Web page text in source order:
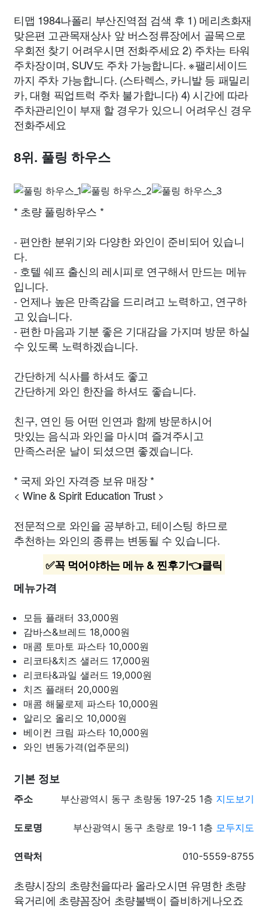
티맵 1984나폴리 부산진역점 검색 후 1) 메리츠화재
맞은편 고관목재상사 앞 버스정류장에서 골목으로
우회전 찾기 어려우시면 전화주세요 2) 주차는 타워
주차장이며, SUV도 주차 가능합니다. ※팰리세이드
까지 주차 가능합니다. (스타렉스, 카니발 등 패밀리
카, 대형 픽업트럭 주차 불가합니다) 4) 시간에 따라
주차관리인이 부재 할 경우가 있으니 어려우신 경우
전화주세요
8위. 풀링 하우스
* 초량 풀링하우스 *
- 편안한 분위기와 다양한 와인이 준비되어 있습니
다.
- 호텔 쉐프 출신의 레시피로 연구해서 만드는 메뉴
입니다.
- 언제나 높은 만족감을 드리려고 노력하고, 연구하
고 있습니다.
- 편한 마음과 기분 좋은 기대감을 가지며 방문 하실
수 있도록 노력하겠습니다.
간단하게 식사를 하셔도 좋고
간단하게 와인 한잔을 하셔도 좋습니다.
친구, 연인 등 어떤 인연과 함께 방문하시어
맛있는 음식과 와인을 마시며 즐겨주시고
만족스러운 날이 되셨으면 좋겠습니다.
* 국제 와인 자격증 보유 매장 *
< Wine & Spirit Education Trust >
전문적으로 와인을 공부하고, 테이스팅 하므로
추천하는 와인의 종류는 변동될 수 있습니다.
✅꼭 먹어야하는 메뉴 & 찐후기👈클릭
메뉴가격
모듬 플래터 33,000원
감바스&브레드 18,000원
매콤 토마토 파스타 10,000원
리코타&치즈 샐러드 17,000원
리코타&과일 샐러드 19,000원
치즈 플래터 20,000원
매콤 해물로제 파스타 10,000원
알리오 올리오 10,000원
베이컨 크림 파스타 10,000원
와인 변동가격(업주문의)
기본 정보
주소
부산광역시 동구 초량동 197-25 1층 지도보기
도로명 부산광역시 동구 초량로 19-1 1층 모두지도
연락처 010-5559-8755
초량시장의 초량천을따라 올라오시면 유명한 초량
육거리에 초량꼼장어 초량불백이 즐비하게나오죠